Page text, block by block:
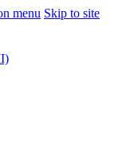
menu Skip to site